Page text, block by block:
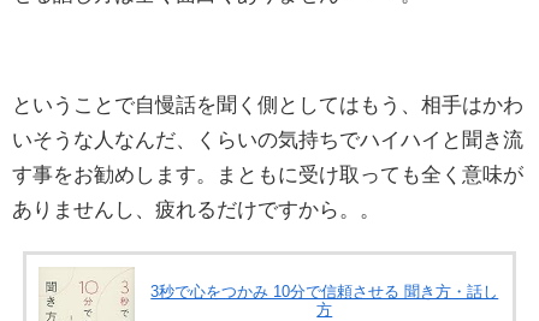
ということで自慢話を聞く側としてはもう、相手はかわ
いそうな人なんだ、くらいの気持ちでハイハイと聞き流
す事をお勧めします。まともに受け取っても全く意味が
ありませんし、疲れるだけですから。。
3秒で心をつかみ 10分で信頼させる 聞き方・話し
方